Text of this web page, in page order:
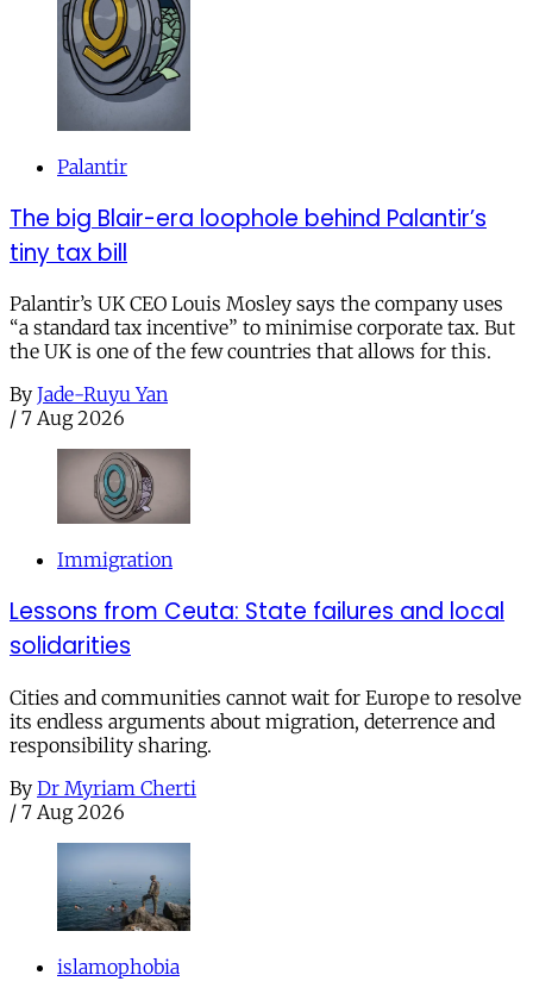
Palantir
The big Blair-era loophole behind Palantir’s
tiny tax bill
Palantir’s UK CEO Louis Mosley says the company uses
“a standard tax incentive” to minimise corporate tax. But
the UK is one of the few countries that allows for this.
By Jade-Ruyu Yan
/ 7 Aug 2026
Immigration
Lessons from Ceuta: State failures and local
solidarities
Cities and communities cannot wait for Europe to resolve
its endless arguments about migration, deterrence and
responsibility sharing.
By Dr Myriam Cherti
/ 7 Aug 2026
islamophobia